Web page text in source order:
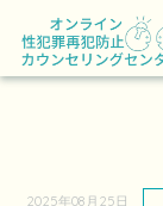
2025年08月25日